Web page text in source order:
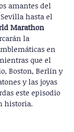
amantes del
hasta el
Marathon
la
en
que el
Boston, Berlín y
y las joyas
este episodio
historia.